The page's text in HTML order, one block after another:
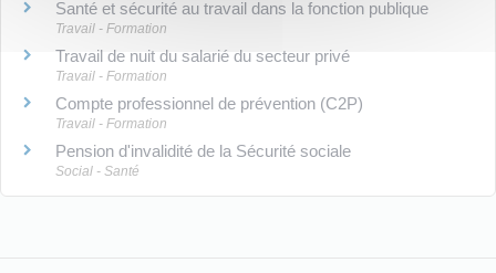
Santé et sécurité au travail dans la fonction publique
Travail - Formation
Travail de nuit du salarié du secteur privé
Travail - Formation
Compte professionnel de prévention (C2P)
Travail - Formation
Pension d'invalidité de la Sécurité sociale
Social - Santé